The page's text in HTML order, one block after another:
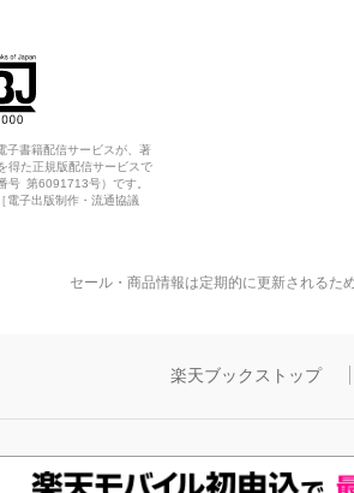
子書籍配信サービスが、著
得た正規版配信サービスで
号 第6091713号）です。
電子出版制作・流通協議
セール・商品情報は定期的に更新されるた
楽天ブックストップ